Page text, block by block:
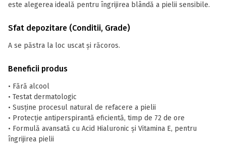
este alegerea ideală pentru îngrijirea blândă a pielii sensibile.
Sfat depozitare (Conditii, Grade)
A se păstra la loc uscat și răcoros.
Beneficii produs
• Fără alcool
• Testat dermatologic
• Susține procesul natural de refacere a pielii
• Protecție antiperspirantă eficientă, timp de 72 de ore
• Formulă avansată cu Acid Hialuronic și Vitamina E, pentru
îngrijirea pielii